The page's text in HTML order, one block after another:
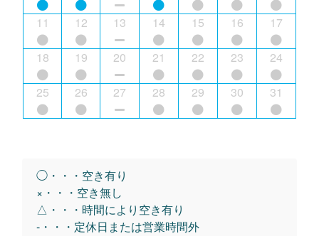
11 12 13 14 15 16 17
18 19 20 21 22 23 24
25 26 27 28 29 30 31
◯・・・空き有り
×・・・空き無し
△・・・時間により空き有り
-・・・定休日または営業時間外